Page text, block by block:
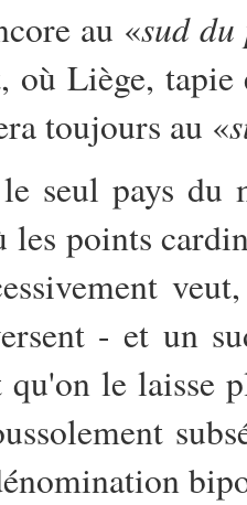
au «sud du
où Liège,
toujours au «
seul pays du
les points
- et un
qu'on le